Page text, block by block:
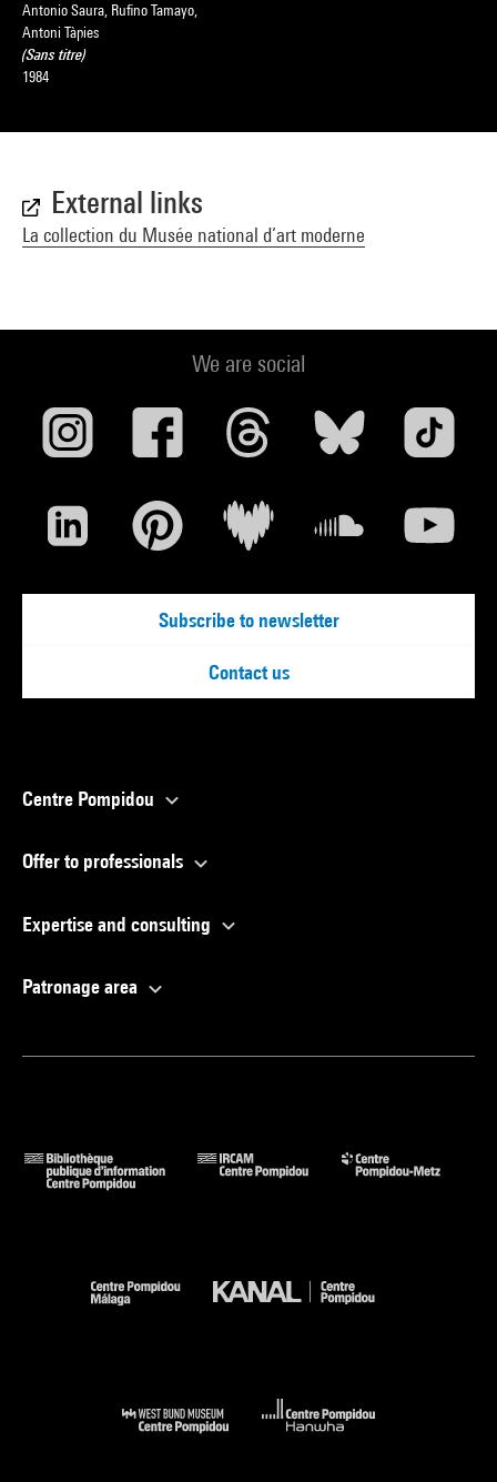
Antonio Saura, Rufino Tamayo,
Antoni Tàpies
(Sans titre)
1984
External links
La collection du Musée national d’art moderne
We are social
Subscribe to newsletter
Contact us
Centre Pompidou
Offer to professionals
Expertise and consulting
Patronage area